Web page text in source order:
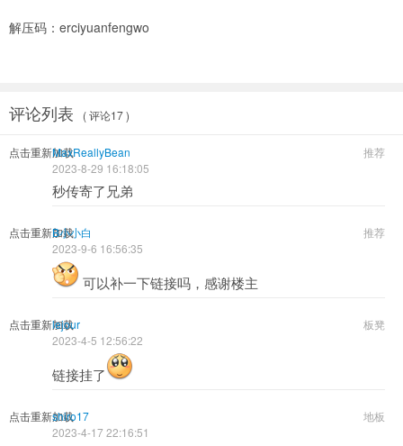
解压码：erciyuanfengwo
评论列表 ( 评论17 )
点击重新加载 推荐
MaxReallyBean
2023-8-29 16:18:05
秒传寄了兄弟
点击重新加载 推荐
B小小白
2023-9-6 16:56:35
可以补一下链接吗，感谢楼主
点击重新加载 板凳
lejour
2023-4-5 12:56:22
链接挂了
点击重新加载 地板
shiro17
2023-4-17 22:16:51